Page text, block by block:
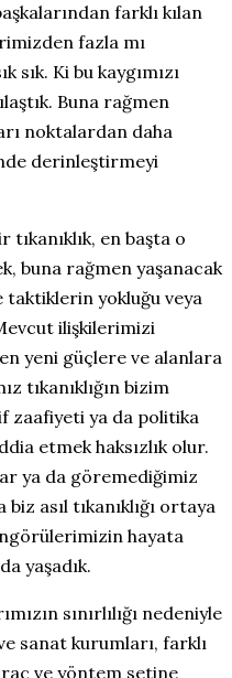
farklı kılan
fazla mı
sık. Ki bu kaygımızı
Buna rağmen
noktalardan daha
derinleştirmeyi
en başta o
buna rağmen yaşanacak
yokluğu veya
ilişkilerimizi
yeni güçlere ve alanlara
tıkanıklığın bizim
zaafiyeti ya da politika
etmek haksızlık olur.
ya da göremediğimiz
asıl tıkanıklığı ortaya
hayata
yaşadık.
sınırlılığı nedeniyle
sanat kurumları, farklı
ve yöntem setine